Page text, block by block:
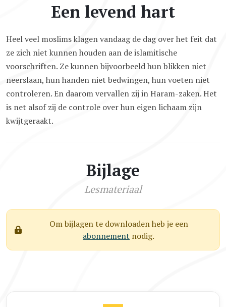
Een levend hart
Heel veel moslims klagen vandaag de dag over het feit dat
ze zich niet kunnen houden aan de islamitische
voorschriften. Ze kunnen bijvoorbeeld hun blikken niet
neerslaan, hun handen niet bedwingen, hun voeten niet
controleren. En daarom vervallen zij in Haram-zaken. Het
is net alsof zij de controle over hun eigen lichaam zijn
kwijtgeraakt.
Bijlage
Lesmateriaal
Om bijlagen te downloaden heb je een
abonnement nodig.